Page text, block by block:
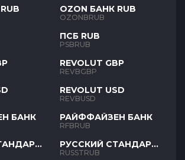
БАНК
OZON БАНК RUB
OZONBRUB
ПСБ RUB
PSBRUB
REVOLUT GBP
REVBGBP
REVOLUT USD
REVBUSD
РАЙФФАЙЗЕН БАНК
RFBRUB
РУССКИЙ СТАНДАРТ
RUB
RUSSTRUB